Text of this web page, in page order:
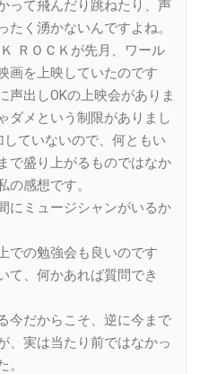
って飛んだり跳ねたり、声
たく湧かないんですよね。
ＲＯＣＫが先月、ワール
画を上映していたのです
声出しOKの上映会がありま
ダメという制限がありまし
ていないので、何ともい
で盛り上がるものではなか
の感想です。
にミュージシャンがいるか
での勉強会も良いのです
て、何かあれば質問でき
今だからこそ、逆に今まで
、実は当たり前ではなかっ